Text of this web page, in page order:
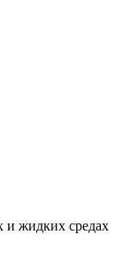
и жидких средах